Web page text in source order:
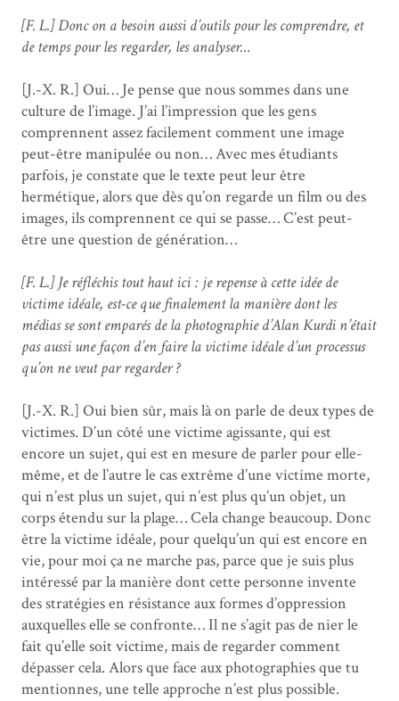
[F. L.] Donc on a besoin aussi d’outils pour les comprendre, et
de temps pour les regarder, les analyser…
[J.-X. R.] Oui… Je pense que nous sommes dans une
culture de l’image. J’ai l’impression que les gens
comprennent assez facilement comment une image
peut-être manipulée ou non… Avec mes étudiants
parfois, je constate que le texte peut leur être
hermétique, alors que dès qu’on regarde un film ou des
images, ils comprennent ce qui se passe… C’est peut-
être une question de génération…
[F. L.] Je réfléchis tout haut ici : je repense à cette idée de
victime idéale, est-ce que finalement la manière dont les
médias se sont emparés de la photographie d’Alan Kurdi n’était
pas aussi une façon d’en faire la victime idéale d’un processus
qu’on ne veut par regarder ?
[J.-X. R.] Oui bien sûr, mais là on parle de deux types de
victimes. D’un côté une victime agissante, qui est
encore un sujet, qui est en mesure de parler pour elle-
même, et de l’autre le cas extrême d’une victime morte,
qui n’est plus un sujet, qui n’est plus qu’un objet, un
corps étendu sur la plage… Cela change beaucoup. Donc
être la victime idéale, pour quelqu’un qui est encore en
vie, pour moi ça ne marche pas, parce que je suis plus
intéressé par la manière dont cette personne invente
des stratégies en résistance aux formes d’oppression
auxquelles elle se confronte… Il ne s’agit pas de nier le
fait qu’elle soit victime, mais de regarder comment
dépasser cela. Alors que face aux photographies que tu
mentionnes, une telle approche n’est plus possible.